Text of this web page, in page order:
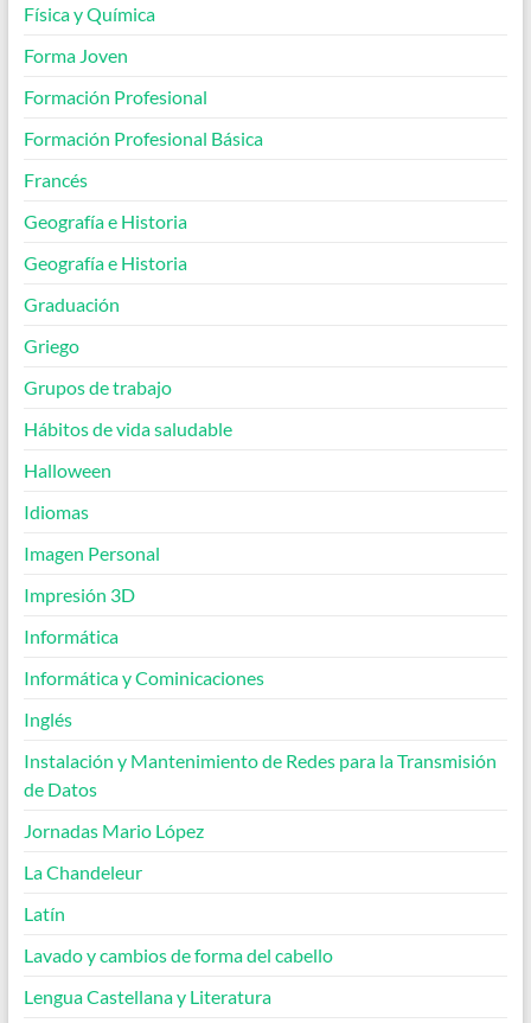
Física y Química
Forma Joven
Formación Profesional
Formación Profesional Básica
Francés
Geografía e Historia
Geografía e Historia
Graduación
Griego
Grupos de trabajo
Hábitos de vida saludable
Halloween
Idiomas
Imagen Personal
Impresión 3D
Informática
Informática y Cominicaciones
Inglés
Instalación y Mantenimiento de Redes para la Transmisión
de Datos
Jornadas Mario López
La Chandeleur
Latín
Lavado y cambios de forma del cabello
Lengua Castellana y Literatura